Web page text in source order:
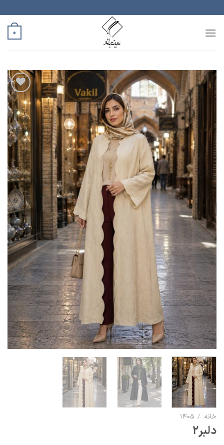
به
محتوا
0
افزودن
به
علاقه
مندی
ها
خانه /
1405
دلبر2